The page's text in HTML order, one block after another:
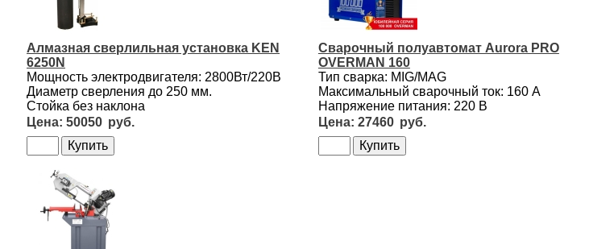
Алмазная сверлильная установка KEN
6250N
Мощность электродвигателя: 2800Вт/220В
Диаметр сверления до 250 мм.
Стойка без наклона
50050
Сварочный полуавтомат Aurora PRO
OVERMAN 160
Тип сварка: MIG/MAG
Максимальный сварочный ток: 160 А
Напряжение питания: 220 В
27460